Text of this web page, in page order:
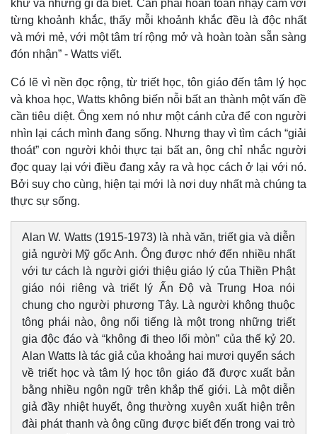
khứ và những gì đã biết. Cần phải hoàn toàn nhạy cảm với
từng khoảnh khắc, thấy mỗi khoảnh khắc đều là độc nhất
và mới mẻ, với một tâm trí rộng mở và hoàn toàn sẵn sàng
đón nhận” - Watts viết.
Có lẽ vì nền đọc rộng, từ triết học, tôn giáo đến tâm lý học
và khoa học, Watts không biến nỗi bất an thành một vấn đề
cần tiêu diệt. Ông xem nó như một cánh cửa để con người
nhìn lại cách mình đang sống. Nhưng thay vì tìm cách “giải
thoát” con người khỏi thực tại bất an, ông chỉ nhắc người
đọc quay lại với điều đang xảy ra và học cách ở lại với nó.
Bởi suy cho cùng, hiện tại mới là nơi duy nhất mà chúng ta
thực sự sống.
Alan W. Watts (1915-1973) là nhà văn, triết gia và diễn
giả người Mỹ gốc Anh. Ông được nhớ đến nhiều nhất
với tư cách là người giới thiệu giáo lý của Thiền Phật
giáo nói riêng và triết lý Ấn Độ và Trung Hoa nói
chung cho người phương Tây. Là người không thuộc
tông phái nào, ông nổi tiếng là một trong những triết
gia độc đáo và “không đi theo lối mòn” của thế kỷ 20.
Alan Watts là tác giả của khoảng hai mươi quyển sách
về triết học và tâm lý học tôn giáo đã được xuất bản
bằng nhiều ngôn ngữ trên khắp thế giới. Là một diễn
giả đầy nhiệt huyết, ông thường xuyên xuất hiện trên
đài phát thanh và ông cũng được biết đến trong vai trò